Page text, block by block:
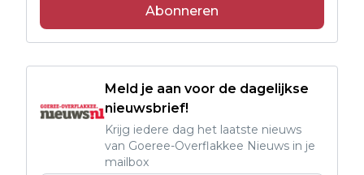
Abonneren
Meld je aan voor de dagelijkse
nieuwsbrief!
Krijg iedere dag het laatste nieuws
van Goeree-Overflakkee Nieuws in je
mailbox